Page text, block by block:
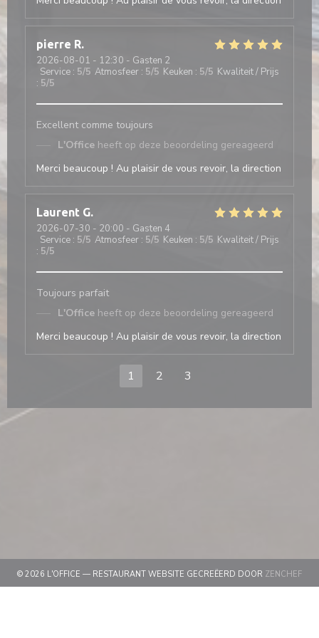
pierre R
2026-08-01 - 12:30 - Gasten 2
Service : 5/5 Atmosfeer : 5/5 Keuken : 5/5 Kwaliteit / Prijs
: 5/5
Excellent comme toujours
L'Office heeft op deze beoordeling gereageerd
Merci beaucoup ! Au plaisir de vous revoir, la direction
Laurent G
2026-07-30 - 20:00 - Gasten 4
Service : 5/5 Atmosfeer : 5/5 Keuken : 5/5 Kwaliteit / Prijs
: 5/5
Toujours parfait
L'Office heeft op deze beoordeling gereageerd
Merci beaucoup ! Au plaisir de vous revoir, la direction
1 2 3
© 2026 L'OFFICE — RESTAURANT WEBSITE GECREËERD DOOR ZENCHEF